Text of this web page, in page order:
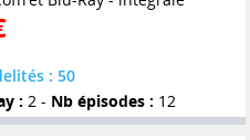
: 50
: 2 - Nb épisodes : 12